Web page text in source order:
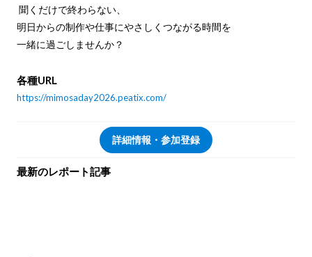
聞くだけで終わらない、
明日からの制作や仕事にやさしくつながる時間を
一緒に過ごしませんか？
各種URL
https://mimosaday2026.peatix.com/
詳細情報・参加登録
最新のレポート記事